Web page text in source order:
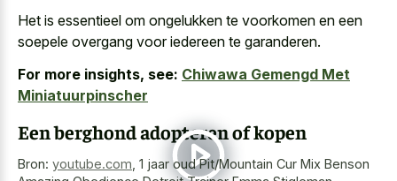
Het is essentieel om ongelukken te voorkomen en een
soepele overgang voor iedereen te garanderen.
For more insights, see: Chiwawa Gemengd Met
Miniatuurpinscher
Een berghond adopteren of kopen
Bron: youtube.com, 1 jaar oud Pit/Mountain Cur Mix Benson